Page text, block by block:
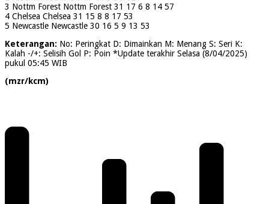
3 Nottm Forest Nottm Forest 31 17 6 8 14 57
4 Chelsea Chelsea 31 15 8 8 17 53
5 Newcastle Newcastle 30 16 5 9 13 53
Keterangan: No: Peringkat D: Dimainkan M: Menang S: Seri K:
Kalah -/+: Selisih Gol P: Poin *Update terakhir Selasa (8/04/2025)
pukul 05:45 WIB
(mzr/kcm)